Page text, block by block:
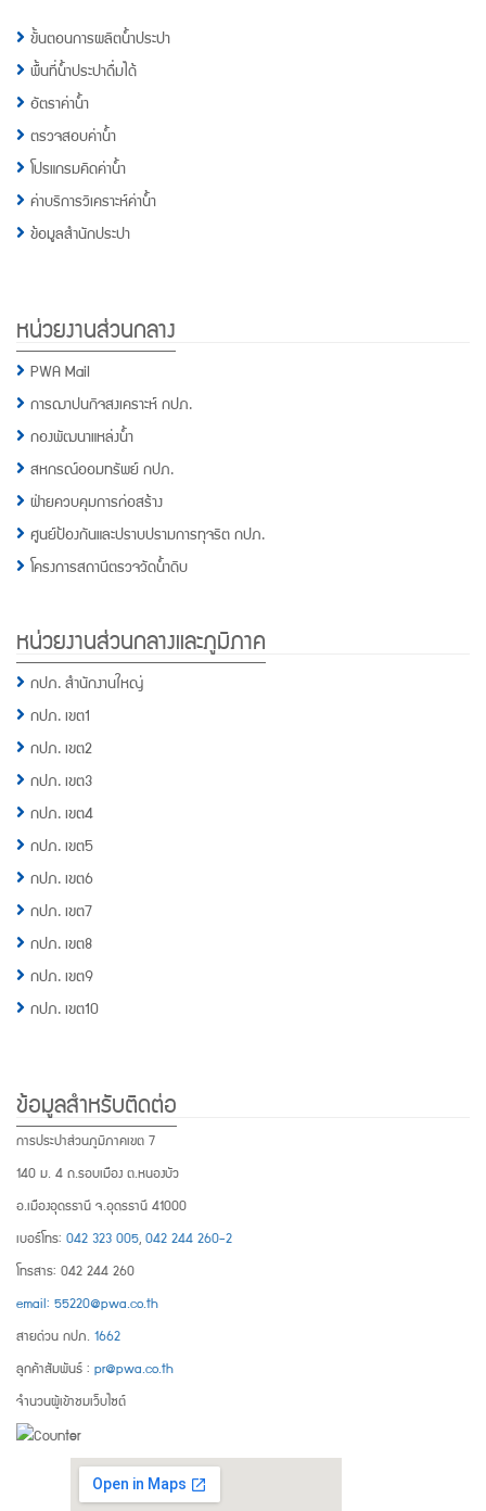
ขั้นตอนการผลิตน้ำประปา
พื้นที่น้ำประปาดื่มได้
อัตราค่าน้ำ
ตรวจสอบค่าน้ำ
โปรแกรมคิดค่าน้ำ
ค่าบริการวิเคราะห์ค่าน้ำ
ข้อมูลสำนักประปา
หน่วยงานส่วนกลาง
PWA Mail
การฌาปนกิจสงเคราะห์ กปภ.
กองพัฒนาแหล่งน้ำ
สหกรณ์ออมทรัพย์ กปภ.
ฝ่ายควบคุมการก่อสร้าง
ศูนย์ป้องกันและปราบปรามการทุจริต กปภ.
โครงการสถานีตรวจวัดน้ำดิบ
หน่วยงานส่วนกลางและภูมิภาค
กปภ. สำนักงานใหญ่
กปภ. เขต1
กปภ. เขต2
กปภ. เขต3
กปภ. เขต4
กปภ. เขต5
กปภ. เขต6
กปภ. เขต7
กปภ. เขต8
กปภ. เขต9
กปภ. เขต10
ข้อมูลสำหรับติดต่อ
การประปาส่วนภูมิภาคเขต 7
140 ม. 4 ถ.รอบเมือง ต.หนองบัว
อ.เมืองอุดรธานี จ.อุดรธานี 41000
เบอร์โทร: 042 323 005,042 244 260-2
โทรสาร: 042 244 260
email: 55220@pwa.co.th
สายด่วน กปภ. 1662
ลูกค้าสัมพันธ์ : pr@pwa.co.th
จำนวนผู้เข้าชมเว็บไซต์